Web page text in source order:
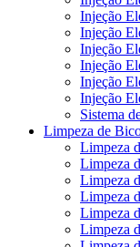
Injeção
Injeção
Injeção
Injeção
Injeção
Injeção
Sistema
Limpeza de
Limpeza
Limpeza
Limpeza
Limpeza
Limpeza
Limpeza